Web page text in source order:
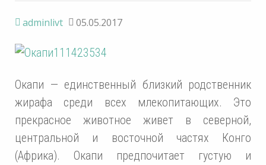
adminlivt 05.05.2017
Окапи — единственный близкий родственник
жирафа среди всех млекопитающих. Это
прекрасное животное живет в северной,
центральной и восточной частях Конго
(Африка). Окапи предпочитает густую и